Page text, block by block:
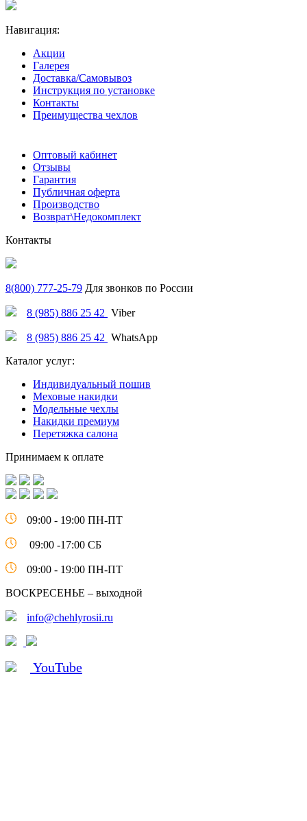
Навигация:
Акции
Галерея
Доставка/Самовывоз
Инструкция по установке
Контакты
Преимущества чехлов
Оптовый кабинет
Отзывы
Гарантия
Публичная оферта
Производство
Возврат\Недокомплект
Контакты
8(800) 777-25-79 Для звонков по России
8 (985) 886 25 42 Viber
8 (985) 886 25 42 WhatsApp
Каталог услуг:
Индивидуальный пошив
Меховые накидки
Модельные чехлы
Накидки премиум
Перетяжка салона
Принимаем к оплате
09:00 - 19:00 ПН-ПТ
09:00 -17:00 СБ
09:00 - 19:00 ПН-ПТ
ВОСКРЕСЕНЬЕ – выходной
info@chehlyrosii.ru
YouTube